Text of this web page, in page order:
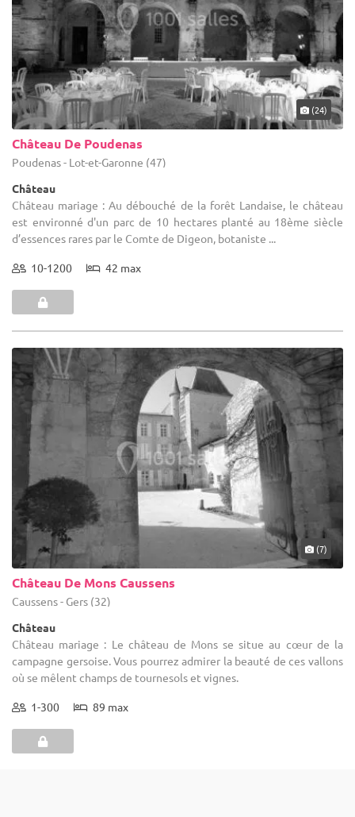
(24)
Château De Poudenas
Poudenas - Lot-et-Garonne (47)
Château
Château mariage : Au débouché de la forêt Landaise, le château
est environné d'un parc de 10 hectares planté au 18ème siècle
d’essences rares par le Comte de Digeon, botaniste ...
10-1200 42 max
(7)
Château De Mons Caussens
Caussens - Gers (32)
Château
Château mariage : Le château de Mons se situe au cœur de la
campagne gersoise. Vous pourrez admirer la beauté de ces vallons
où se mêlent champs de tournesols et vignes.
1-300 89 max